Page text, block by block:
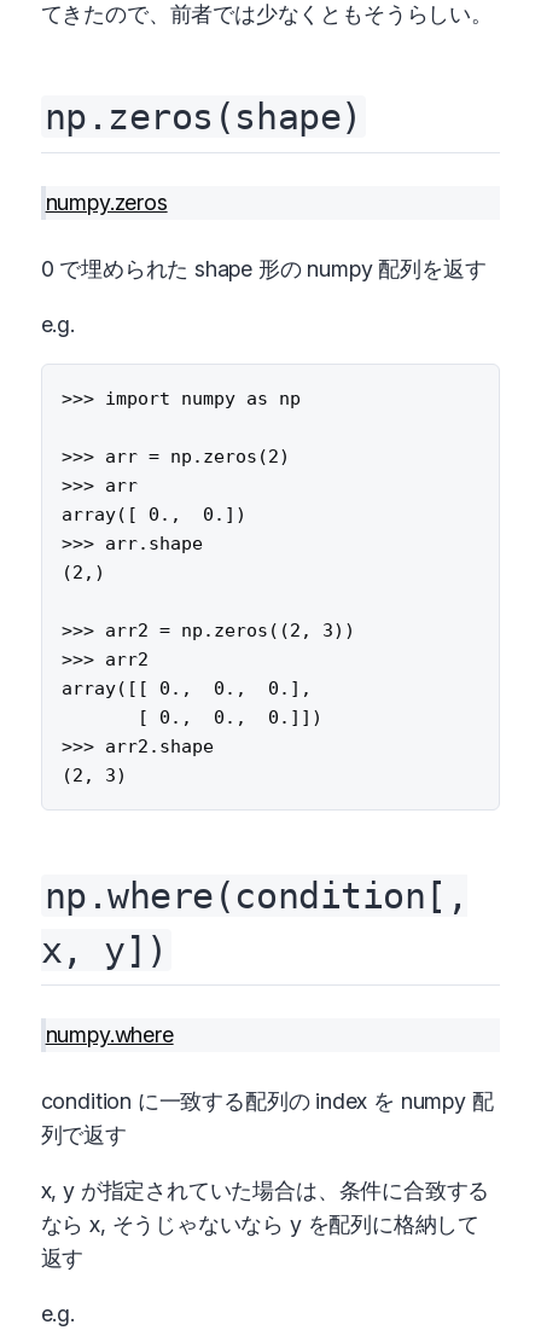
てきたので、前者では少なくともそうらしい。
np.zeros(shape)
numpy.zeros
0 で埋められた shape 形の numpy 配列を返す
e.g.
>>> import numpy as np
>>> arr = np.zeros(2)
>>> arr
array([ 0.,  0.])
>>> arr.shape
(2,)
>>> arr2 = np.zeros((2, 3))
>>> arr2
array([[ 0.,  0.,  0.],
       [ 0.,  0.,  0.]])
>>> arr2.shape
np.where(condition[,
x, y])
numpy.where
condition に一致する配列の index を numpy 配
列で返す
x, y が指定されていた場合は、条件に合致する
なら x, そうじゃないなら y を配列に格納して
返す
e.g.